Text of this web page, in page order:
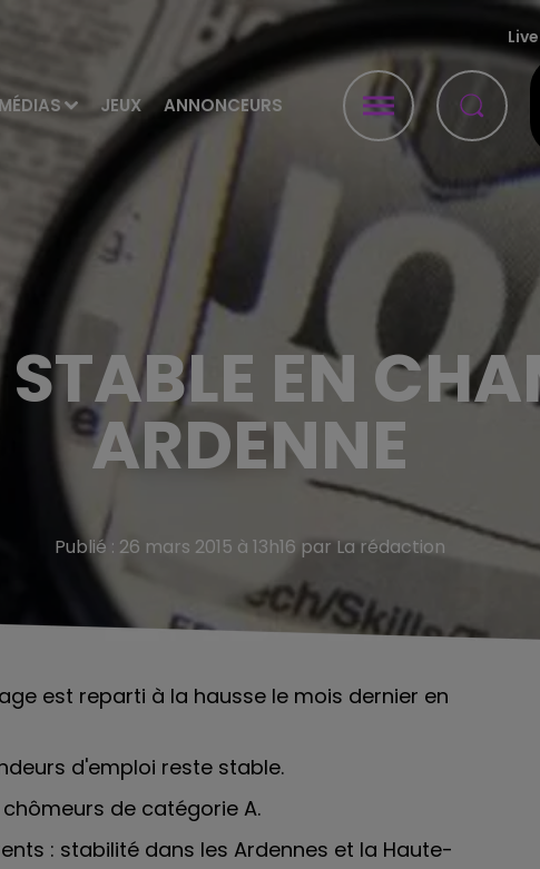
MÉDIAS JEUX ANNONCEURS
EN
ARDENNE
Publié : 26 mars 2015 à 13h16 par La rédaction
est reparti à la hausse le mois dernier en
d'emploi reste stable.
de catégorie A.
: stabilité dans les Ardennes et la Haute-